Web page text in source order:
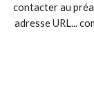
contacter au
adresse URL...